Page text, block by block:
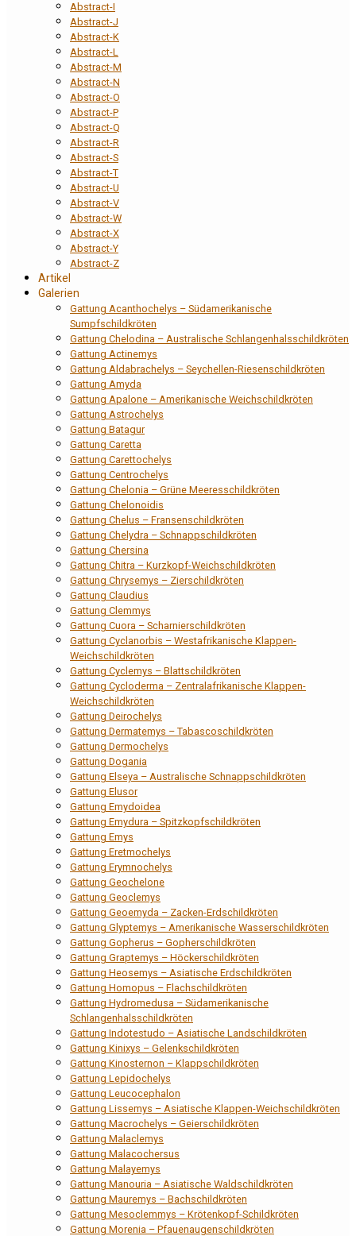
Abstract-I
Abstract-J
Abstract-K
Abstract-L
Abstract-M
Abstract-N
Abstract-O
Abstract-P
Abstract-Q
Abstract-R
Abstract-S
Abstract-T
Abstract-U
Abstract-V
Abstract-W
Abstract-X
Abstract-Y
Abstract-Z
Artikel
Galerien
Gattung Acanthochelys – Südamerikanische
Sumpfschildkröten
Gattung Chelodina – Australische Schlangenhalsschildkröten
Gattung Actinemys
Gattung Aldabrachelys – Seychellen-Riesenschildkröten
Gattung Amyda
Gattung Apalone – Amerikanische Weichschildkröten
Gattung Astrochelys
Gattung Batagur
Gattung Caretta
Gattung Carettochelys
Gattung Centrochelys
Gattung Chelonia – Grüne Meeresschildkröten
Gattung Chelonoidis
Gattung Chelus – Fransenschildkröten
Gattung Chelydra – Schnappschildkröten
Gattung Chersina
Gattung Chitra – Kurzkopf-Weichschildkröten
Gattung Chrysemys – Zierschildkröten
Gattung Claudius
Gattung Clemmys
Gattung Cuora – Scharnierschildkröten
Gattung Cyclanorbis – Westafrikanische Klappen-
Weichschildkröten
Gattung Cyclemys – Blattschildkröten
Gattung Cycloderma – Zentralafrikanische Klappen-
Weichschildkröten
Gattung Deirochelys
Gattung Dermatemys – Tabascoschildkröten
Gattung Dermochelys
Gattung Dogania
Gattung Elseya – Australische Schnappschildkröten
Gattung Elusor
Gattung Emydoidea
Gattung Emydura – Spitzkopfschildkröten
Gattung Emys
Gattung Eretmochelys
Gattung Erymnochelys
Gattung Geochelone
Gattung Geoclemys
Gattung Geoemyda – Zacken-Erdschildkröten
Gattung Glyptemys – Amerikanische Wasserschildkröten
Gattung Gopherus – Gopherschildkröten
Gattung Graptemys – Höckerschildkröten
Gattung Heosemys – Asiatische Erdschildkröten
Gattung Homopus – Flachschildkröten
Gattung Hydromedusa – Südamerikanische
Schlangenhalsschildkröten
Gattung Indotestudo – Asiatische Landschildkröten
Gattung Kinixys – Gelenkschildkröten
Gattung Kinosternon – Klappschildkröten
Gattung Lepidochelys
Gattung Leucocephalon
Gattung Lissemys – Asiatische Klappen-Weichschildkröten
Gattung Macrochelys – Geierschildkröten
Gattung Malaclemys
Gattung Malacochersus
Gattung Malayemys
Gattung Manouria – Asiatische Waldschildkröten
Gattung Mauremys – Bachschildkröten
Gattung Mesoclemmys – Krötenkopf-Schildkröten
Gattung Morenia – Pfauenaugenschildkröten